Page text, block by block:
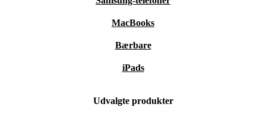
MacBooks
Bærbare
iPads
Udvalgte produkter